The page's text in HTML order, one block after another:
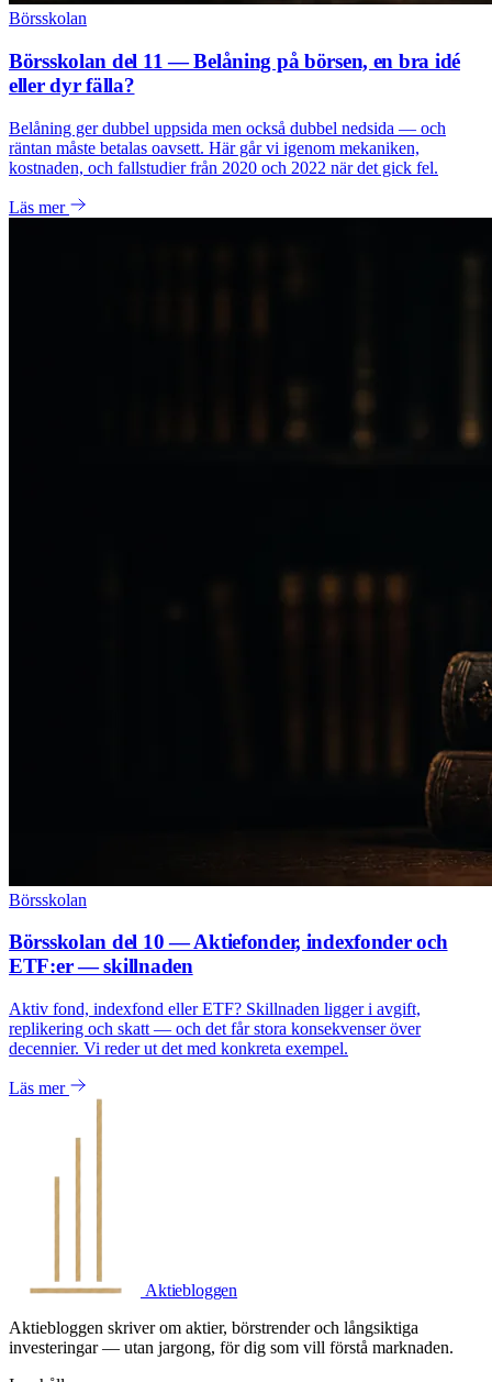
Börsskolan
Börsskolan del 11 — Belåning på börsen, en bra idé
eller dyr fälla?
Belåning ger dubbel uppsida men också dubbel nedsida — och
räntan måste betalas oavsett. Här går vi igenom mekaniken,
kostnaden, och fallstudier från 2020 och 2022 när det gick fel.
Läs mer
Börsskolan
Börsskolan del 10 — Aktiefonder, indexfonder och
ETF:er — skillnaden
Aktiv fond, indexfond eller ETF? Skillnaden ligger i avgift,
replikering och skatt — och det får stora konsekvenser över
decennier. Vi reder ut det med konkreta exempel.
Läs mer
Aktiebloggen
Aktiebloggen skriver om aktier, börstrender och långsiktiga
investeringar — utan jargong, för dig som vill förstå marknaden.